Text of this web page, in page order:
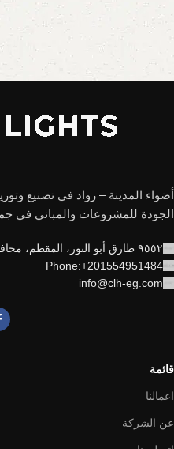
أضواء المدينة – رواد في تصنيع
الجودة للمشروعات والمباني في
٩٥٥٢ طارق أبو النور، المقطم، محافظة القاهرة
Phone:+201554951484
info@clh-eg.com
قائمة
اعمالنا
عن الشركة